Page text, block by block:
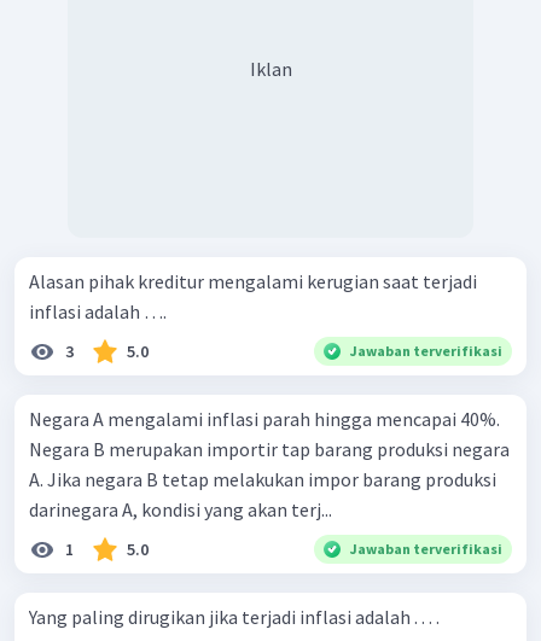
Iklan
Alasan pihak kreditur mengalami kerugian saat terjadi
inflasi adalah ….
3 5.0 Jawaban terverifikasi
Negara A mengalami inflasi parah hingga mencapai 40%.
Negara B merupakan importir tap barang produksi negara
A. Jika negara B tetap melakukan impor barang produksi
darinegara A, kondisi yang akan terj...
1 5.0 Jawaban terverifikasi
Yang paling dirugikan jika terjadi inflasi adalah . . . .